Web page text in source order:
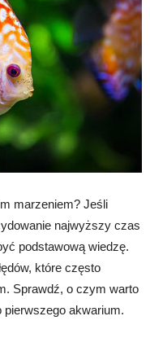
marzeniem? Jeśli
najwyższy czas
podstawową wiedzę.
które często
Sprawdź, o czym warto
pierwszego akwarium.